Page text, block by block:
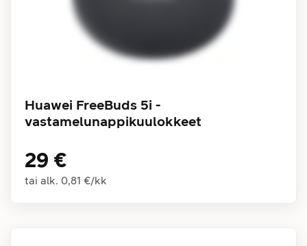
Huawei FreeBuds 5i -
vastamelunappikuulokkeet
29 €
tai alk. 0,81 €/kk